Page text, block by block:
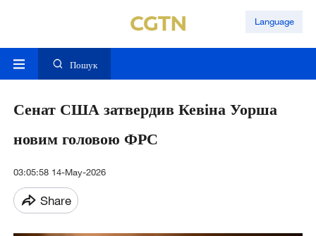
Language
Пошук
Сенат США затвердив Кевіна Уорша
новим головою ФРС
03:05:58 14-May-2026
Share